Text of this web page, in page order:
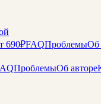
690₽FAQПроблемыОб
ПроблемыОб авторе